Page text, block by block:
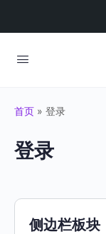
首页 » 登录
登录
侧边栏板块